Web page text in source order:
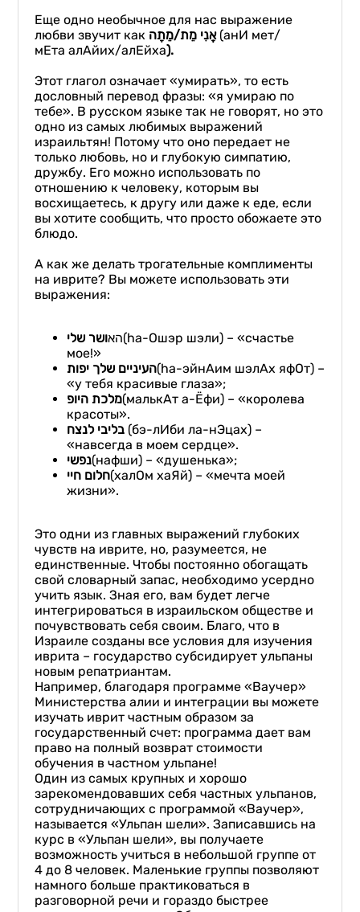
Еще одно необычное для нас выражение
любви звучит как
אֲנִי מֵת/מֵתָה
(анИ мет/
мЕта алАйих/алЕйха).
Этот глагол означает «умирать», то есть
дословный перевод фразы: «я умираю по
тебе». В русском языке так не говорят, но это
одно из самых любимых выражений
израильтян! Потому что оно передает не
только любовь, но и глубокую симпатию,
дружбу. Его можно использовать по
отношению к человеку, которым вы
восхищаетесь, к другу или даже к еде, если
вы хотите сообщить, что просто обожаете это
блюдо.
А как же делать трогательные комплименты
на иврите? Вы можете использовать эти
выражения:
האושר שלי
(hа-Ошэр шэли) – «счастье
мое!»
העיניים שלך יפות(hа-эйнАим шэлАх яфОт) –
«у тебя красивые глаза»;
מלכת היופ(малькАт а-Ёфи) – «королева
красоты».
בליבי לנצח (бэ-лИби ла-нЭцах) –
«навсегда в моем сердце».
נפשי(нафши) – «душенька»;
חלום חיי(халОм хаЯй) – «мечта моей
жизни».
Это одни из главных выражений глубоких
чувств на иврите, но, разумеется, не
единственные. Чтобы постоянно обогащать
свой словарный запас, необходимо усердно
учить язык. Зная его, вам будет легче
интегрироваться в израильском обществе и
почувствовать себя своим. Благо, что в
Израиле созданы все условия для изучения
иврита – государство субсидирует ульпаны
новым репатриантам.
Например, благодаря программе «Ваучер»
Министерства алии и интеграции вы можете
изучать иврит частным образом за
государственный счет: программа дает вам
право на полный возврат стоимости
обучения в частном ульпане!
Один из самых крупных и хорошо
зарекомендовавших себя частных ульпанов,
сотрудничающих с программой «Ваучер»,
называется «Ульпан шели». Записавшись на
курс в «Ульпан шели», вы получаете
возможность учиться в небольшой группе от
4 до 8 человек. Маленькие группы позволяют
намного больше практиковаться в
разговорной речи и гораздо быстрее